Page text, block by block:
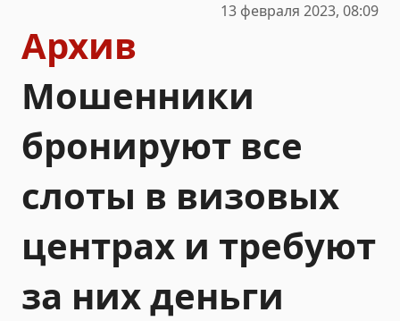
13 февраля 2023, 08:09
Архив
Мошенники
бронируют все
слоты в визовых
центрах и требуют
за них деньги